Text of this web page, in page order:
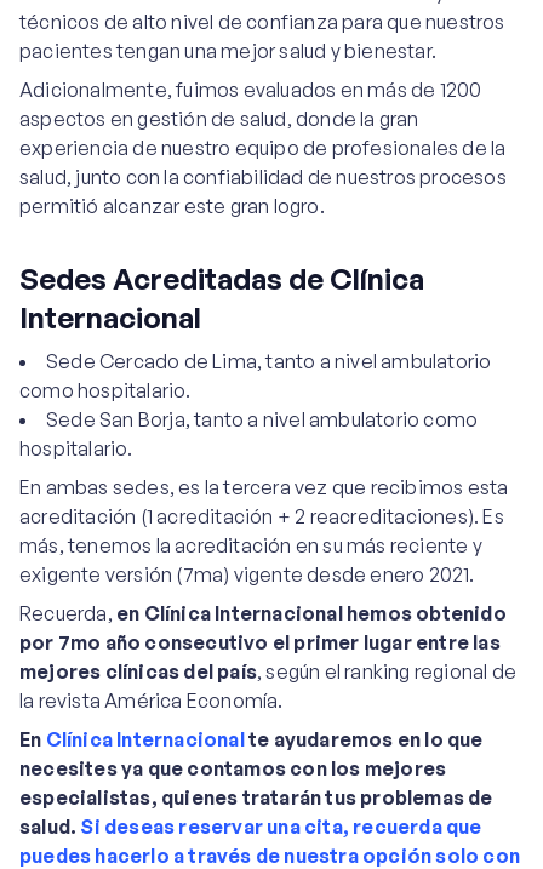
técnicos de alto nivel de confianza para que nuestros
pacientes tengan una mejor salud y bienestar.
Adicionalmente, fuimos evaluados en más de 1200
aspectos en gestión de salud, donde la gran
experiencia de nuestro equipo de profesionales de la
salud, junto con la confiabilidad de nuestros procesos
permitió alcanzar este gran logro.
Sedes Acreditadas de Clínica
Internacional
Sede Cercado de Lima, tanto a nivel ambulatorio
como hospitalario.
Sede San Borja, tanto a nivel ambulatorio como
hospitalario.
En ambas sedes, es la tercera vez que recibimos esta
acreditación (1 acreditación + 2 reacreditaciones). Es
más, tenemos la acreditación en su más reciente y
exigente versión (7ma) vigente desde enero 2021.
Recuerda, en Clínica Internacional hemos obtenido
por 7mo año consecutivo el primer lugar entre las
mejores clínicas del país, según el ranking regional de
la revista América Economía.
En Clínica Internacionalte ayudaremos en lo que
necesites ya que contamos con los mejores
especialistas, quienes tratarán tus problemas de
salud. Si deseas reservar una cita, recuerda que
puedes hacerlo a través de nuestra opción solo con